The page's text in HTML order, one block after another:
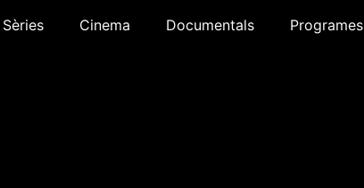
Sèries Cinema Documentals Programes